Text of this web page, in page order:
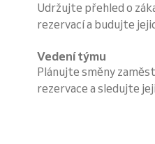
Udržujte přehled o
rezervací a budujte
Vedení týmu
Plánujte směny
rezervace a sledujte